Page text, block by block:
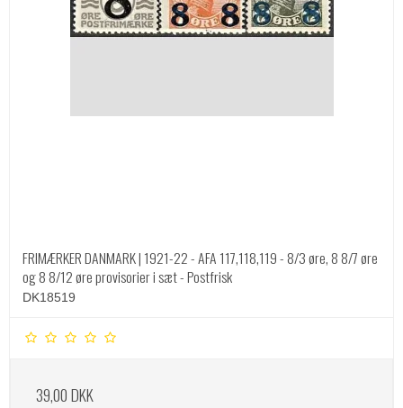
FRIMÆRKER DANMARK | 1921-22 - AFA 117,118,119 - 8/3 øre, 8 8/7 øre
og 8 8/12 øre provisorier i sæt - Postfrisk
DK18519
39,00 DKK